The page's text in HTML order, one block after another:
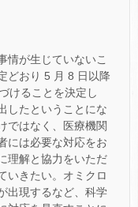
情が生じていないこ
どおり 5 月 8 日以降
けることを決定し
したということにな
ではなく、医療機関
には必要な対応をお
理解と協力をいただ
いきたい。オミクロ
出現するなど、科学